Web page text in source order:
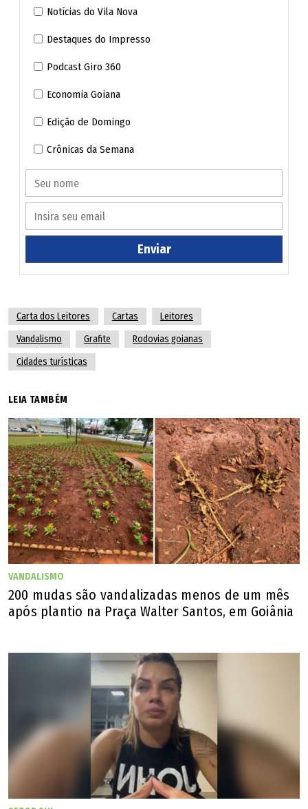
a presença de animais silvestres como tatus, tamanduás e
outros animais, vistos mortos e vivos, atravessando a via.
problemas, acabam por expor a imagem do nosso estado.
Jardim Novo Mundo - Goiânia
Notícias do Vila Nova
Destaques do Impresso
Podcast Giro 360
Economia Goiana
Edição de Domingo
Crônicas da Semana
Enviar
Carta dos Leitores Cartas
Leitores
Vandalismo
Grafite
Rodovias goianas
Cidades turísticas
LEIA TAMBÉM
VANDALISMO
200 mudas são vandalizadas menos de um mês
após plantio na Praça Walter Santos, em Goiânia